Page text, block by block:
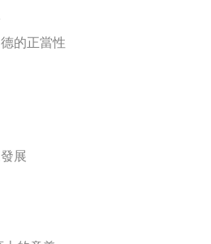
的正當性
展